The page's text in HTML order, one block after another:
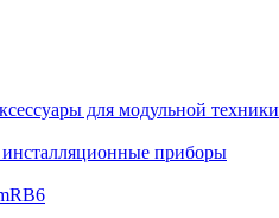
для модульной техники
инсталляционные приборы